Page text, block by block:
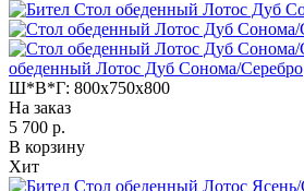
обеденный Лотос Дуб Сонома/Серебро
Ш*В*Г: 800x750x800
На заказ
5 700 р.
В корзину
Хит